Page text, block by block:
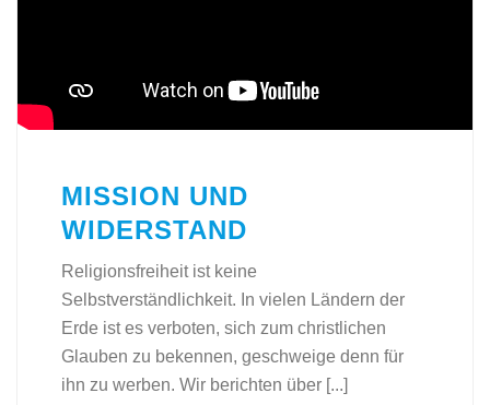
MISSION UND
WIDERSTAND
Religionsfreiheit ist keine
Selbstverständlichkeit. In vielen Ländern der
Erde ist es verboten, sich zum christlichen
Glauben zu bekennen, geschweige denn für
ihn zu werben. Wir berichten über [...]